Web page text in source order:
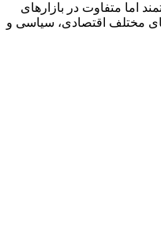
اما متفاوت در بازارهای
مختلف اقتصادی، سیاسی و